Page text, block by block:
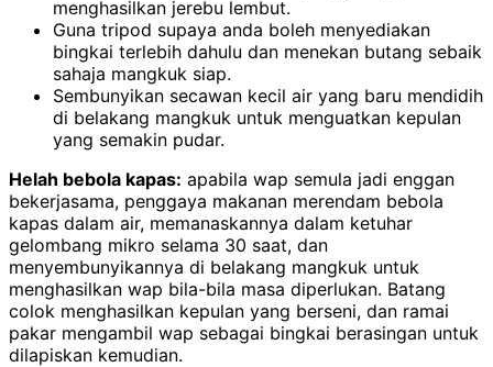
menghasilkan jerebu lembut.
Guna tripod supaya anda boleh menyediakan
bingkai terlebih dahulu dan menekan butang sebaik
sahaja mangkuk siap.
Sembunyikan secawan kecil air yang baru mendidih
di belakang mangkuk untuk menguatkan kepulan
yang semakin pudar.
Helah bebola kapas: apabila wap semula jadi enggan
bekerjasama, penggaya makanan merendam bebola
kapas dalam air, memanaskannya dalam ketuhar
gelombang mikro selama 30 saat, dan
menyembunyikannya di belakang mangkuk untuk
menghasilkan wap bila-bila masa diperlukan. Batang
colok menghasilkan kepulan yang berseni, dan ramai
pakar mengambil wap sebagai bingkai berasingan untuk
dilapiskan kemudian.